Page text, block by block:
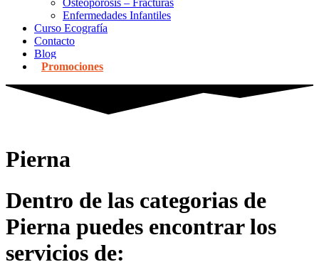
Osteoporosis – Fracturas
Enfermedades Infantiles
Curso Ecografía
Contacto
Blog
Promociones
Pierna
Dentro de las categorias de
Pierna puedes encontrar los
servicios de: